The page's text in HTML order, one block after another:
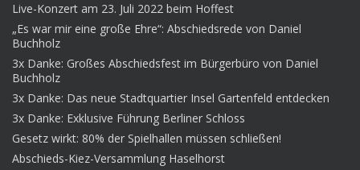
Live-Konzert am 23. Juli 2022 beim Hoffest
„Es war mir eine große Ehre“: Abschiedsrede von Daniel
Buchholz
3x Danke: Großes Abschiedsfest im Bürgerbüro von Daniel
Buchholz
3x Danke: Das neue Stadtquartier Insel Gartenfeld entdecken
3x Danke: Exklusive Führung Berliner Schloss
Gesetz wirkt: 80% der Spielhallen müssen schließen!
Abschieds-Kiez-Versammlung Haselhorst